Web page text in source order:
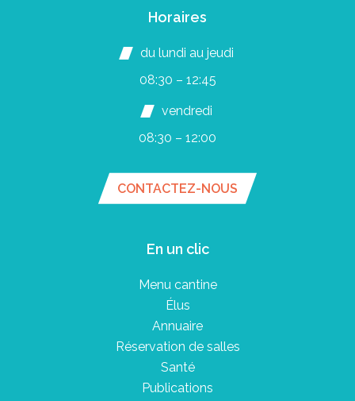
Horaires
du lundi au jeudi
08:30 – 12:45
vendredi
08:30 – 12:00
CONTACTEZ-NOUS
En un clic
Menu cantine
Élus
Annuaire
Réservation de salles
Santé
Publications